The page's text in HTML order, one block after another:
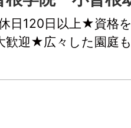
日120日以上★資格
歓迎★広々した園庭